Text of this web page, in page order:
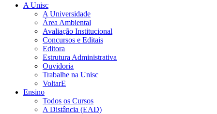
A Unisc
A Universidade
Área Ambiental
Avaliação Institucional
Concursos e Editais
Editora
Estrutura Administrativa
Ouvidoria
Trabalhe na Unisc
VoltarE
Ensino
Todos os Cursos
A Distância (EAD)